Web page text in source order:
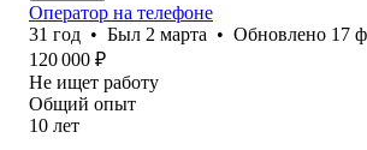
Оператор на телефоне
31 год • Был 2 марта • Обновлено 17
120 000 ₽
Не ищет работу
Общий опыт
10 лет